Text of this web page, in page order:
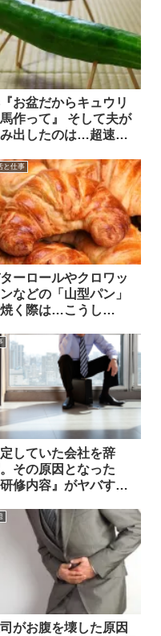
お盆だからキュウリ
作って』 そして夫が
出したのは…超速そ
と仕事
ーロールやクロワッ
などの「山型パン」
く際は…こうし
していた会社を辞
その原因となった
研修内容』がヤバすぎ
司がお腹を壊した原因